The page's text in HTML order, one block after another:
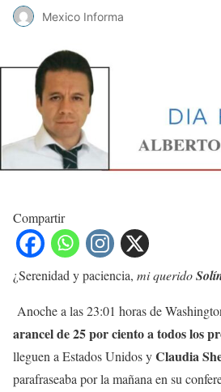
Mexico Informa
Compartir
¿Serenidad y paciencia, mi querido
Anoche a las 23:01 horas de
arancel de 25 por ciento a todos los
lleguen a Estados Unidos yClaudia
parafraseaba por la mañana en su